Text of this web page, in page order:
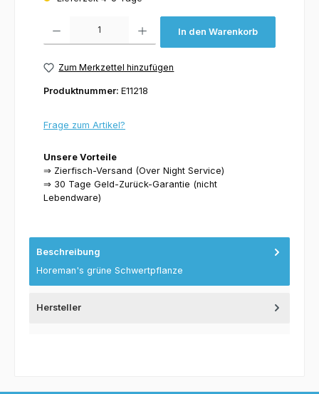
In den Warenkorb
Zum Merkzettel hinzufügen
Produktnummer: E11218
Frage zum Artikel?
Unsere Vorteile
⇒ Zierfisch-Versand (Over Night Service)
⇒ 30 Tage Geld-Zurück-Garantie (nicht
Lebendware)
Beschreibung
Horeman's grüne Schwertpflanze
Hersteller